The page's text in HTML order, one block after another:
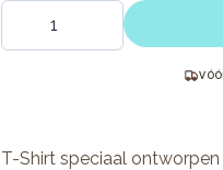
Aantal
T-Shirt speciaal